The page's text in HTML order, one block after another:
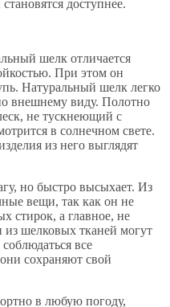
доступнее.
шелк отличается
При этом он
Натуральный шелк легко
внешнему виду. Полотно
не тускнеющий с
в солнечном свете.
из него выглядят
но быстро высыхает. Из
вещи, так как он не
стирок, а главное, не
из шелковых тканей могут
все
сохраняют свой
в любую погоду,